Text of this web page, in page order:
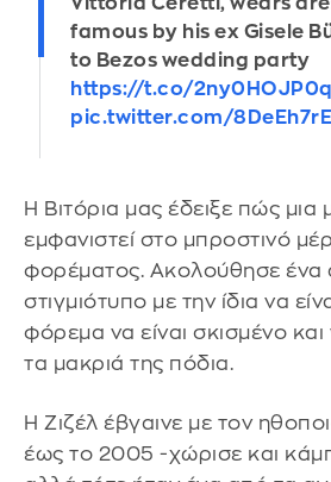
famous by his ex Gisele
to Bezos wedding party
https://t.co/2ny0HOJP0q
pic.twitter.com/
Η Βιτόρια μας έδειξε πώς μια
εμφανιστεί στο μπροστινό
φορέματος. Ακολούθησε ένα
στιγμιότυπο με την ίδια να
φόρεμα να είναι σκισμένο
τα μακριά της πόδια.
Η Ζιζέλ έβγαινε με τον
έως το 2005 -χώρισε και